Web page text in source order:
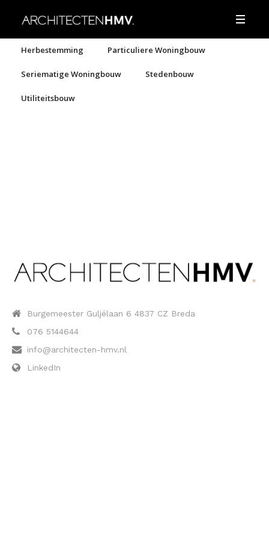
Herbestemming Particuliere Woningbouw
Seriematige Woningbouw Stedenbouw
Utiliteitsbouw
Burgemeester Guljélaan 6 4837 CZ Breda
076 5144644
info@architecten-hmv.nl
LinkedIn